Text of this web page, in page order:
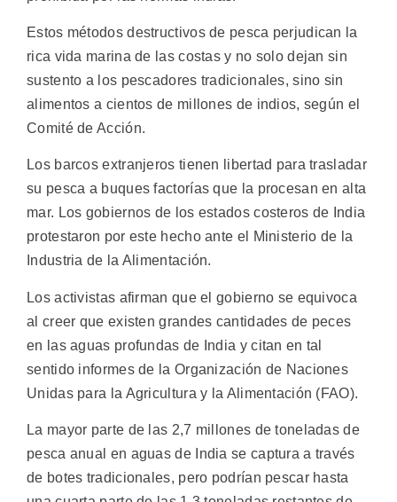
Estos métodos destructivos de pesca perjudican la
rica vida marina de las costas y no solo dejan sin
sustento a los pescadores tradicionales, sino sin
alimentos a cientos de millones de indios, según el
Comité de Acción.
Los barcos extranjeros tienen libertad para trasladar
su pesca a buques factorías que la procesan en alta
mar. Los gobiernos de los estados costeros de India
protestaron por este hecho ante el Ministerio de la
Industria de la Alimentación.
Los activistas afirman que el gobierno se equivoca
al creer que existen grandes cantidades de peces
en las aguas profundas de India y citan en tal
sentido informes de la Organización de Naciones
Unidas para la Agricultura y la Alimentación (FAO).
La mayor parte de las 2,7 millones de toneladas de
pesca anual en aguas de India se captura a través
de botes tradicionales, pero podrían pescar hasta